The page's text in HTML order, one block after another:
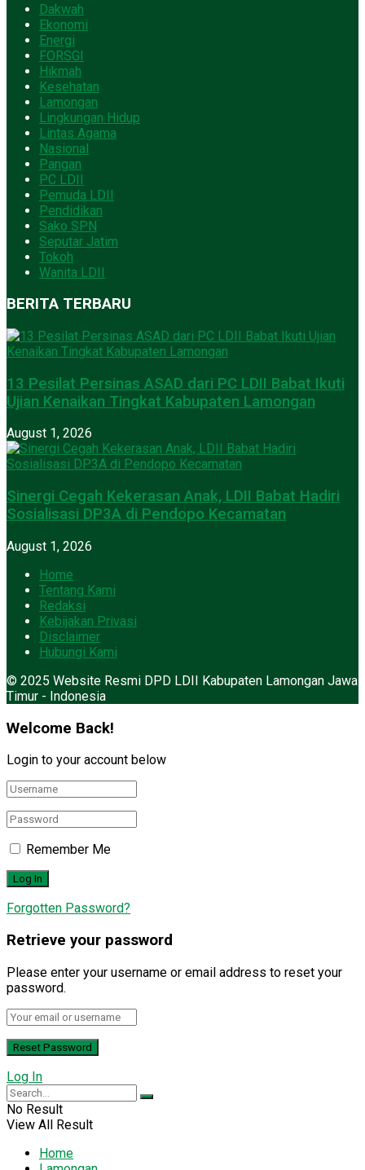
Dakwah
Ekonomi
Energi
FORSGI
Hikmah
Kesehatan
Lamongan
Lingkungan Hidup
Lintas Agama
Nasional
Pangan
PC LDII
Pemuda LDII
Pendidikan
Sako SPN
Seputar Jatim
Tokoh
Wanita LDII
BERITA TERBARU
13 Pesilat Persinas ASAD dari PC LDII Babat Ikuti
Ujian Kenaikan Tingkat Kabupaten Lamongan
August 1, 2026
Sinergi Cegah Kekerasan Anak, LDII Babat Hadiri
Sosialisasi DP3A di Pendopo Kecamatan
August 1, 2026
Home
Tentang Kami
Redaksi
Kebijakan Privasi
Disclaimer
Hubungi Kami
© 2025 Website Resmi DPD LDII Kabupaten Lamongan Jawa
Timur - Indonesia
Welcome Back!
Login to your account below
Remember Me
Forgotten Password?
Retrieve your password
Please enter your username or email address to reset your
password.
Log In
No Result
View All Result
Home